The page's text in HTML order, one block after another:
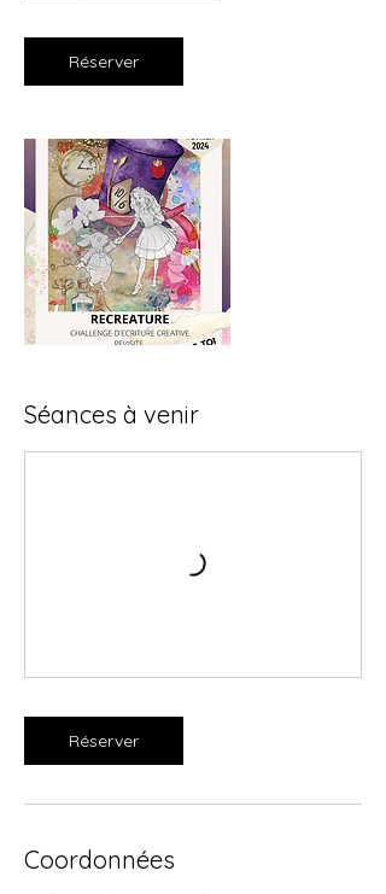
Réserver
Séances à venir
Réserver
Coordonnées